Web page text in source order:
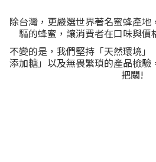
除台灣，更嚴選世界著名蜜蜂產
驅的蜂蜜，讓消費者在口味與價
不變的是，我們堅持「天然環境
添加糖」以及無畏繁瑣的產品檢驗
把關!